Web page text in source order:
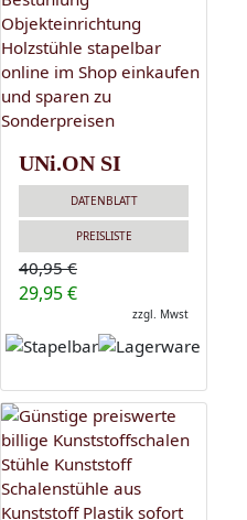
UNi.ON SI
DATENBLATT
PREISLISTE
40,95 €
29,95 €
zzgl. Mwst